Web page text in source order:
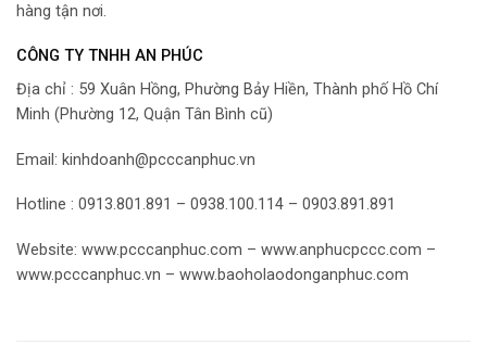
hàng tận nơi.
CÔNG TY TNHH AN PHÚC
Địa chỉ : 59 Xuân Hồng, Phường Bảy Hiền, Thành phố Hồ Chí
Minh (Phường 12, Quận Tân Bình cũ)
Email: kinhdoanh@pcccanphuc.vn
Hotline : 0913.801.891 – 0938.100.114 – 0903.891.891
Website: www.pcccanphuc.com – www.anphucpccc.com –
www.pcccanphuc.vn – www.baoholaodonganphuc.com